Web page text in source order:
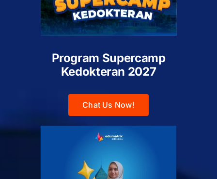
Program Supercamp
Kedokteran 2027
Chat Us Now!